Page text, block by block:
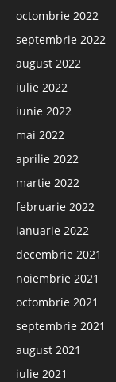
octombrie 2022
septembrie 2022
august 2022
iulie 2022
iunie 2022
mai 2022
aprilie 2022
martie 2022
februarie 2022
ianuarie 2022
decembrie 2021
noiembrie 2021
octombrie 2021
septembrie 2021
august 2021
iulie 2021